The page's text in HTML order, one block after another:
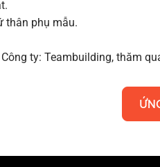
thân phụ mẫu.
ty: Teambuilding, thăm